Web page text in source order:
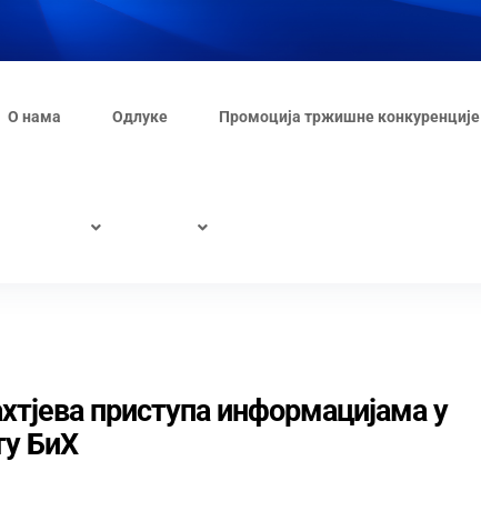
О нама Одлуке Промоција тржишне конкуренције
приступа информацијама у
БиХ